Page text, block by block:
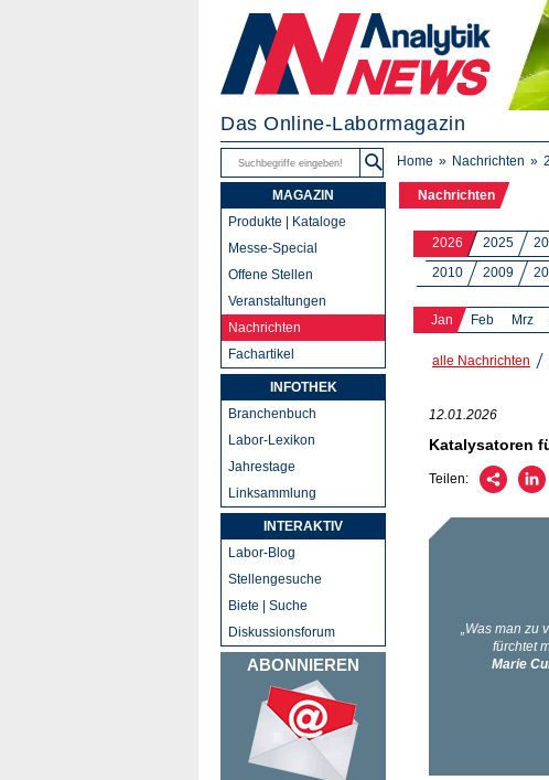
Das Online-Labormagazin
Home Nachrichten
Nachrichten
2026 2025
2010
2009
Jan Feb Mrz
alle Nachrichten
12.01.2026
Katalysatoren
Teilen:
MAGAZIN
Produkte | Kataloge
Messe-Special
Offene Stellen
Veranstaltungen
Nachrichten
Fachartikel
INFOTHEK
Branchenbuch
Labor-Lexikon
Jahrestage
Linksammlung
INTERAKTIV
Labor-Blog
Stellengesuche
Biete | Suche
Diskussionsforum
ABONNIEREN